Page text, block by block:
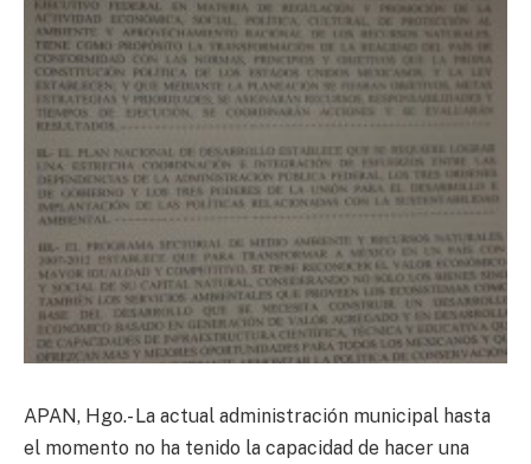
APAN, Hgo.- La actual administración municipal hasta
el momento no ha tenido la capacidad de hacer una